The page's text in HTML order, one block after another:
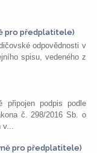
pro předplatitele)
odpovědnosti v
spisu, vedeného z
připojen podpis podle
č. 298/2016 Sb. o
v...
pro předplatitele)